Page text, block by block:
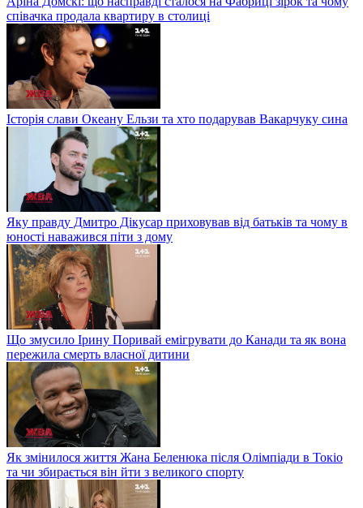
співачка продала квартиру в столиці
Історія слави Океану Ельзи та хто подарував Вакарчуку сина
Яку правду Дмитро Дікусар приховував від батьків та чому в
юності наважився піти з дому
Що змусило Ірину Поривай емігрувати до Канади та як вона
пережила смерть власної дитини
Як змінилося життя Жана Беленюка після Олімпіади в Токіо
та чи збирається він йти з великого спорту